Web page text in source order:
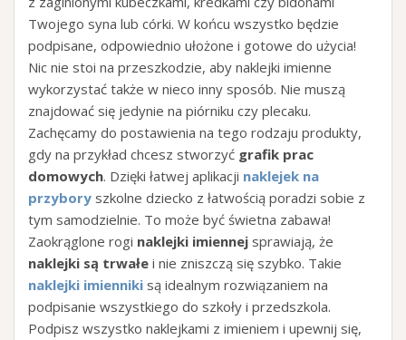
Twojego syna lub córki. W końcu wszystko będzie
podpisane, odpowiednio ułożone i gotowe do użycia!
Nic nie stoi na przeszkodzie, aby naklejki imienne
wykorzystać także w nieco inny sposób. Nie muszą
znajdować się jedynie na piórniku czy plecaku.
Zachęcamy do postawienia na tego rodzaju produkty,
gdy na przykład chcesz stworzyć grafik prac
domowych. Dzięki łatwej aplikacji naklejek na
przybory szkolne dziecko z łatwością poradzi sobie z
tym samodzielnie. To może być świetna zabawa!
Zaokrąglone rogi naklejki imiennej sprawiają, że
naklejki są trwałe i nie zniszczą się szybko. Takie
naklejki imienniki są idealnym rozwiązaniem na
podpisanie wszystkiego do szkoły i przedszkola.
Podpisz wszystko naklejkami z imieniem i upewnij się,